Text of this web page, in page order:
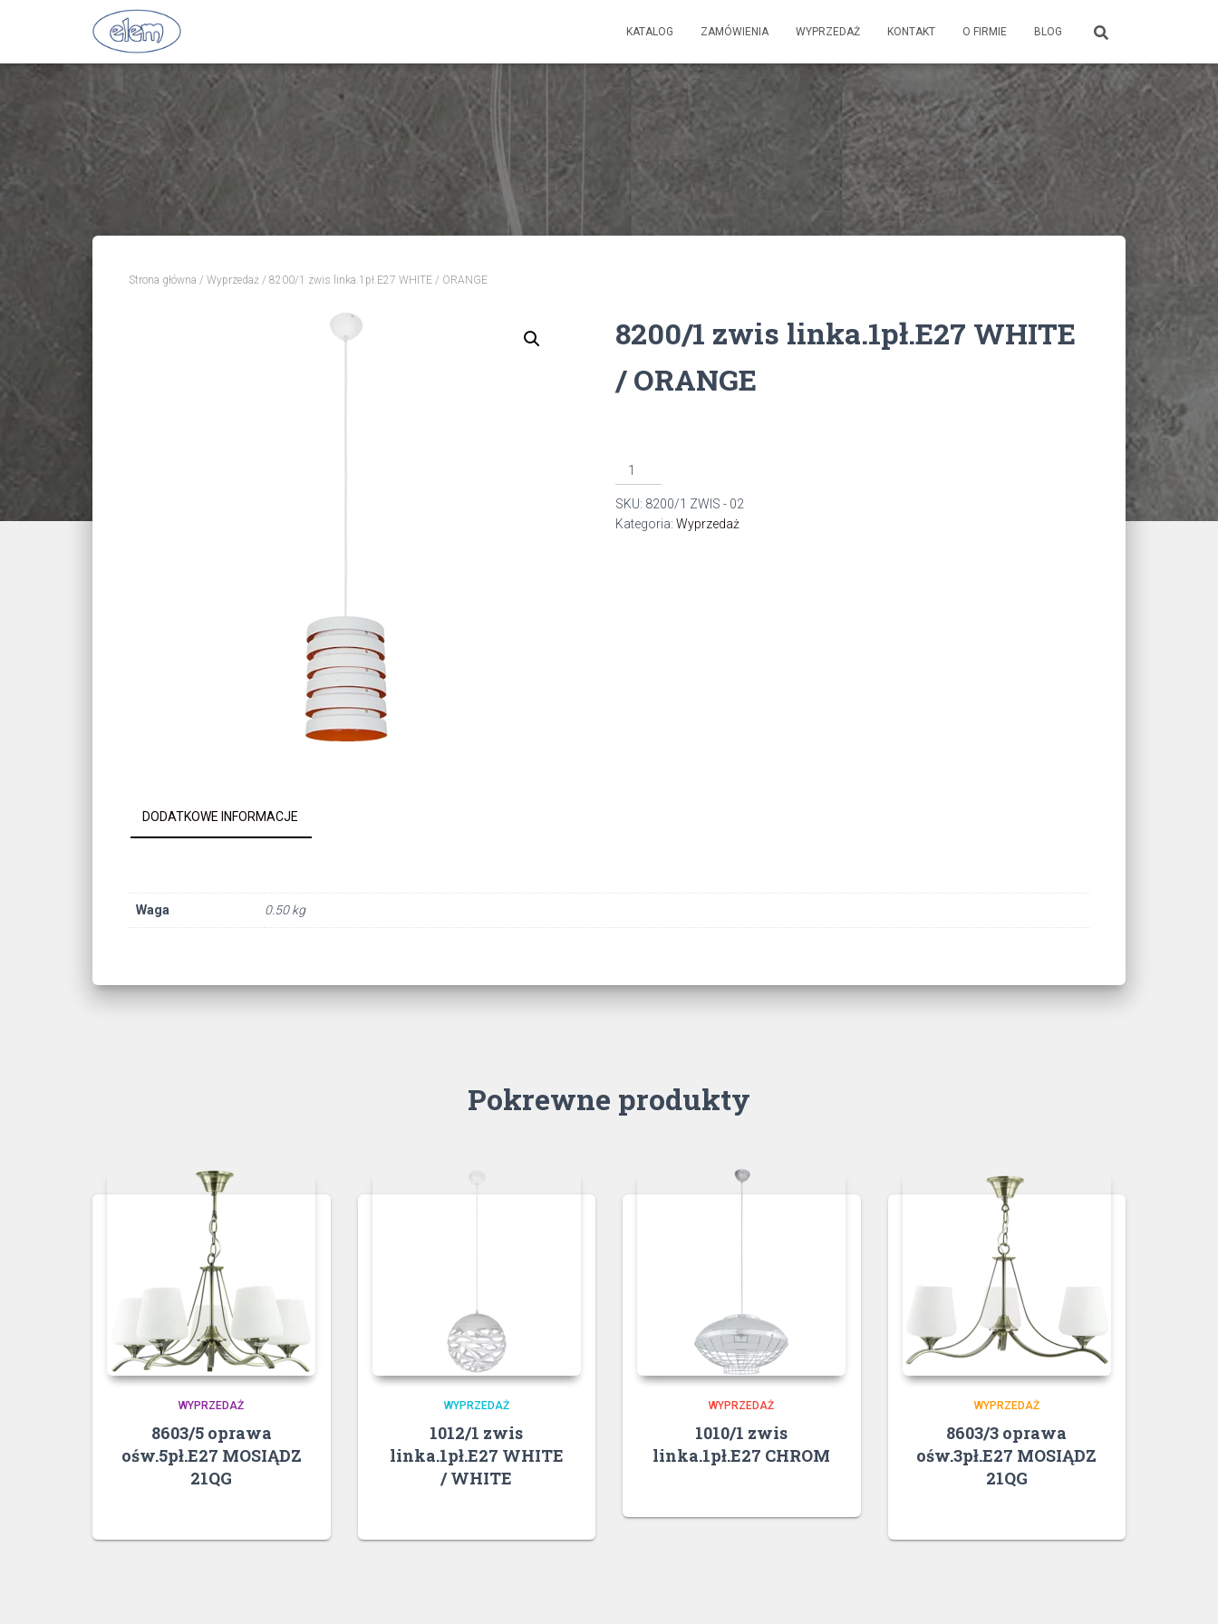
KATALOG ZAMÓWIENIA WYPRZEDAŻ KONTAKT O FIRMIE BLOG
Strona główna / Wyprzedaż / 8200/1 zwis linka.1pł.E27 WHITE / ORANGE
8200/1 zwis linka.1pł.E27 WHITE
/ ORANGE
ilość
8200/1
zwis
linka.1pł.E27
SKU: 8200/1 ZWIS - 02
Kategoria: Wyprzedaż
DODATKOWE INFORMACJE
Waga 0.50 kg
Pokrewne produkty
WYPRZEDAŻ
8603/5 oprawa
ośw.5pł.E27 MOSIĄDZ
21QG
WYPRZEDAŻ
1012/1 zwis
linka.1pł.E27 WHITE
/ WHITE
WYPRZEDAŻ
1010/1 zwis
linka.1pł.E27 CHROM
WYPRZEDAŻ
8603/3 oprawa
ośw.3pł.E27 MOSIĄDZ
21QG